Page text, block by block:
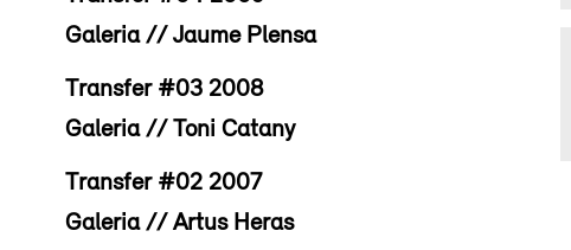
Galeria // Jaume Plensa
Transfer #03 2008
Galeria // Toni Catany
Transfer #02 2007
Galeria // Artus Heras